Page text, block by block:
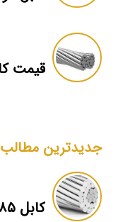
جدیدترین مطالب